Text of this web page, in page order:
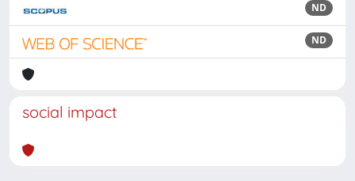
ND
ND
social impact